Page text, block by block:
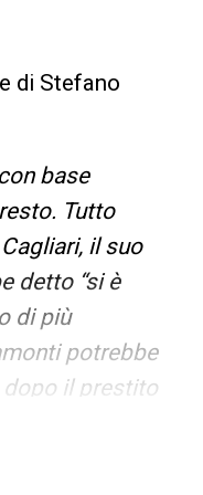
di Stefano
base
Tutto
il suo
detto “si è
di più
potrebbe
dopo il prestito